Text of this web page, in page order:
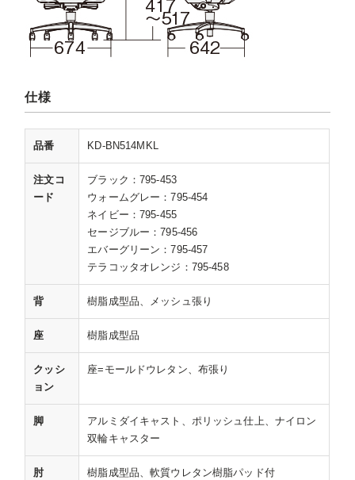
仕様
品番 KD-BN514MKL
注文コ
ード
ブラック：795-453
ウォームグレー：795-454
ネイビー：795-455
セージブルー：795-456
エバーグリーン：795-457
テラコッタオレンジ：795-458
背 樹脂成型品、メッシュ張り
座 樹脂成型品
クッシ
ョン
座=モールドウレタン、布張り
脚
アルミダイキャスト、ポリッシュ仕上、ナイロン
双輪キャスター
肘 樹脂成型品、軟質ウレタン樹脂パッド付